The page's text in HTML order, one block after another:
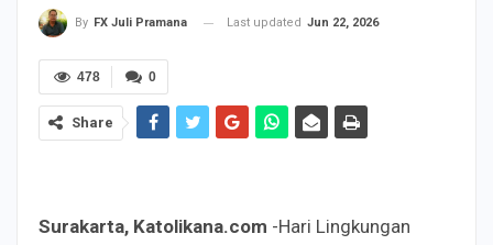
By FX Juli Pramana Last updated Jun 22, 2026
0
478
Share
Surakarta, Katolikana.com -Hari Lingkungan